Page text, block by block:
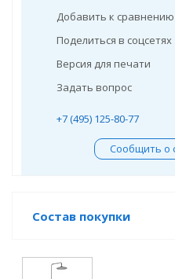
Добавить к сравнению
Поделиться в соцсетях
Версия для печати
Задать вопрос
+7 (495) 125-80-77
Сообщить о
Состав покупки